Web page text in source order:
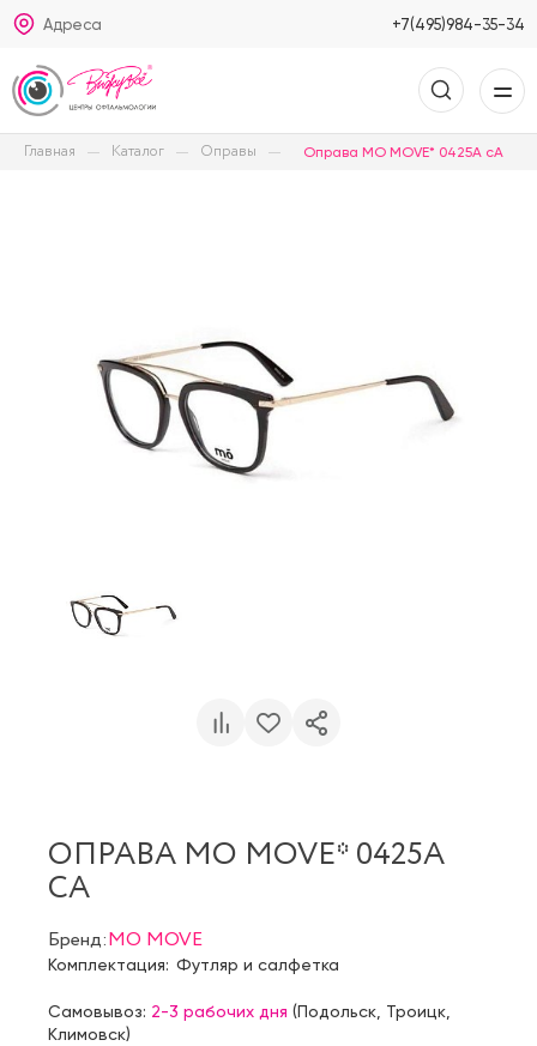
Адреса +7(495)984-35-34
Главная Каталог Оправы Оправа MO MOVE* 0425A cA
ОПРАВА MO MOVE* 0425A
CA
Бренд:MO MOVE
Комплектация: Футляр и салфетка
Самовывоз: 2-3 рабочих дня (Подольск Троицк
Климовск)